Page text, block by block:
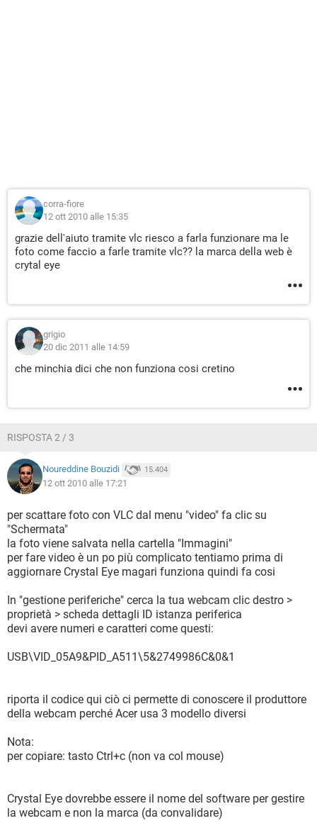
corra-fiore
12 ott 2010 alle 15:35
grazie dell'aiuto tramite vlc riesco a farla funzionare ma le
foto come faccio a farle tramite vlc?? la marca della web è
crytal eye
grigio
20 dic 2011 alle 14:59
che minchia dici che non funziona cosi cretino
RISPOSTA 2 / 3
Noureddine Bouzidi 15.404
12 ott 2010 alle 17:21
per scattare foto con VLC dal menu "video" fa clic su
"Schermata"
la foto viene salvata nella cartella "Immagini"
per fare video è un po più complicato tentiamo prima di
aggiornare Crystal Eye magari funziona quindi fa cosi
In "gestione periferiche" cerca la tua webcam clic destro >
proprietà > scheda dettagli ID istanza periferica
devi avere numeri e caratteri come questi:
USB\VID_05A9&PID_A511\5&2749986C&0&1
riporta il codice qui ciò ci permette di conoscere il produttore
della webcam perché Acer usa 3 modello diversi
Nota:
per copiare: tasto Ctrl+c (non va col mouse)
Crystal Eye dovrebbe essere il nome del software per gestire
la webcam e non la marca (da convalidare)